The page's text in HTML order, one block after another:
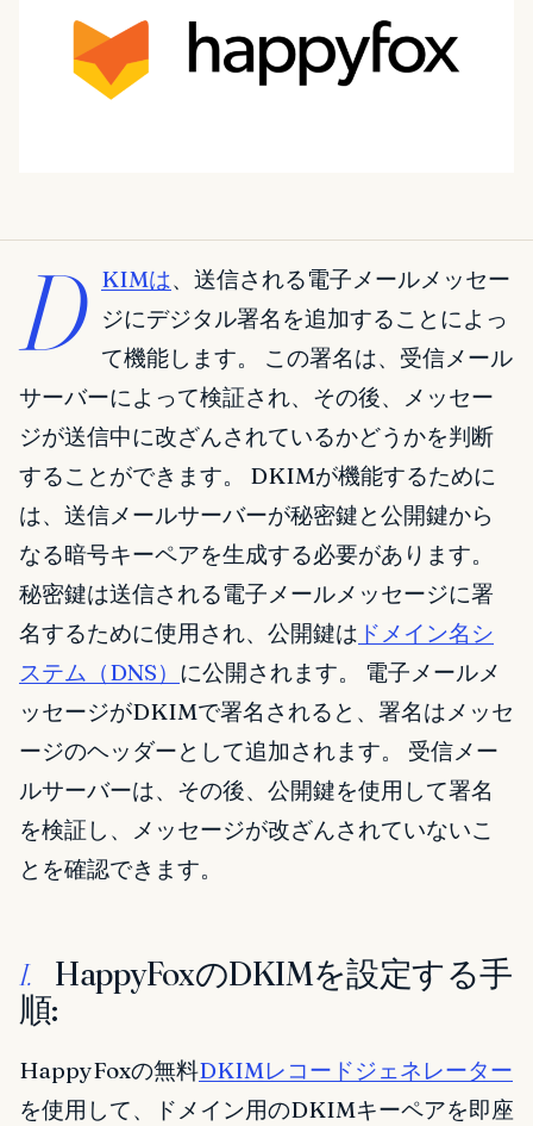
D KIMは、送信される電子メールメッセー
ジにデジタル署名を追加することによっ
て機能します。 この署名は、受信メール
サーバーによって検証され、その後、メッセー
ジが送信中に改ざんされているかどうかを判断
することができます。 DKIMが機能するために
は、送信メールサーバーが秘密鍵と公開鍵から
なる暗号キーペアを生成する必要があります。
秘密鍵は送信される電子メールメッセージに署
名するために使用され、公開鍵は ドメイン名シ
ステム（DNS） に公開されます。 電子メールメ
ッセージがDKIMで署名されると、署名はメッセ
ージのヘッダーとして追加されます。 受信メー
ルサーバーは、その後、公開鍵を使用して署名
を検証し、メッセージが改ざんされていないこ
とを確認できます。
I.
HappyFoxのDKIMを設定する手
順:
HappyFoxの無料DKIMレコードジェネレーター
を使用して、ドメイン用のDKIMキーペアを即座